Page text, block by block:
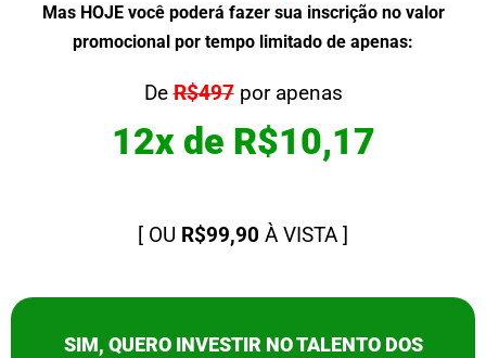
Mas HOJE você poderá fazer sua inscrição no valor
promocional por tempo limitado de apenas:
DeR$497por apenas
12x de R$10,17
[ OU R$99,90 À VISTA ]
SIM, QUERO INVESTIR NO TALENTO DOS